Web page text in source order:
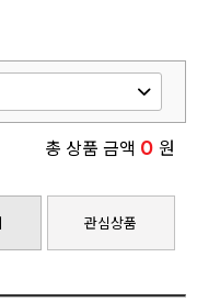
총 상품 금액 0 원
관심상품